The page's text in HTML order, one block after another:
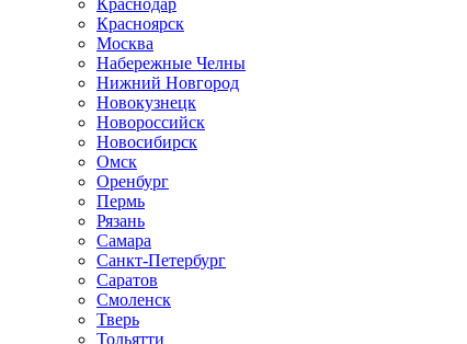
Краснодар
Красноярск
Москва
Набережные Челны
Нижний Новгород
Новокузнецк
Новороссийск
Новосибирск
Омск
Оренбург
Пермь
Рязань
Самара
Санкт-Петербург
Саратов
Смоленск
Тверь
Тольятти